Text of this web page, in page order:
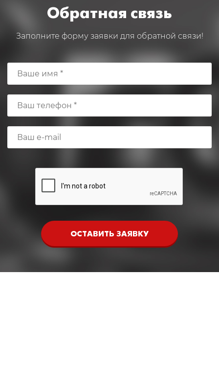
Обратная связь
Заполните форму заявки для обратной связи!
ОСТАВИТЬ ЗАЯВКУ